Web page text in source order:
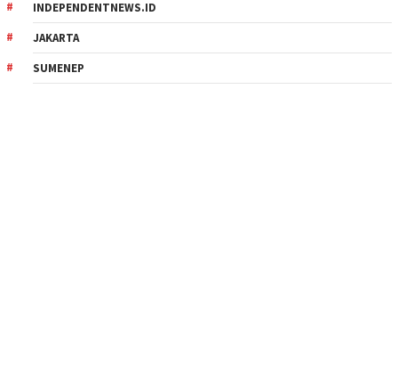
INDEPENDENTNEWS.ID
JAKARTA
SUMENEP